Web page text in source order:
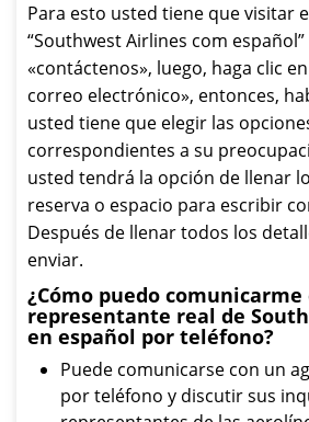
Para esto usted tiene que visitar
“Southwest Airlines com
«contáctenos», luego, haga clic
correo electrónico», entonces,
usted tiene que elegir las
correspondientes a su
usted tendrá la opción de llenar
reserva o espacio para escribir
Después de llenar todos los
enviar.
¿Cómo puedo comunicarme
representante real de
en español por teléfono?
Puede comunicarse con un
por teléfono y discutir sus